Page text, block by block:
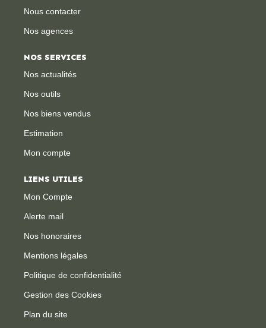
Nous contacter
Nos agences
NOS SERVICES
Nos actualités
Nos outils
Nos biens vendus
Estimation
Mon compte
LIENS UTILES
Mon Compte
Alerte mail
Nos honoraires
Mentions légales
Politique de confidentialité
Gestion des Cookies
Plan du site